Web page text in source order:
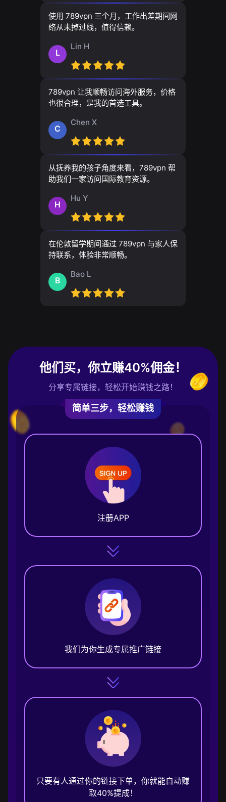
使用 789vpn 三个月，工作出差期间网
络从未掉过线，值得信赖。
L
Lin H
789vpn 让我顺畅访问海外服务，价格
也很合理，是我的首选工具。
C
Chen X
从抚养我的孩子角度来看，789vpn 帮
助我们一家访问国际教育资源。
H
Hu Y
在伦敦留学期间通过 789vpn 与家人保
持联系，体验非常顺畅。
B
Bao L
他们买，你立赚40%佣金！
分享专属链接，轻松开始赚钱之路！
简单三步，轻松赚钱
注册APP
我们为你生成专属推广链接
只要有人通过你的链接下单，你就能自动赚
取40%提成！